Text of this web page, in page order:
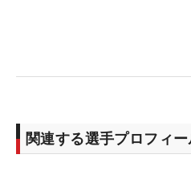
してやりたいと思っている
調整しながらいい状態に持
関連する選手プロフィ